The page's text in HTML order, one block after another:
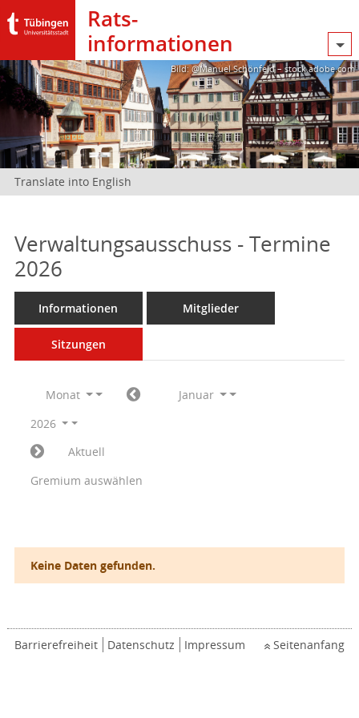
Rats­
informationen
Bild: @Manuel Schönfeld – stock.adobe.com
Translate into English
Verwaltungsausschuss - Termine
2026
Informationen Mitglieder
Sitzungen
Monat
Januar
2026
Aktuell
Gremium auswählen
Keine Daten gefunden.
Barrierefreiheit Datenschutz Impressum Seitenanfang